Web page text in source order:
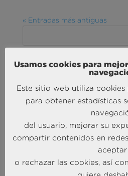
« Entradas más antiguas
MÁS NOTICIAS SOBRE:
Usamos cookies para
Este sitio web utiliza
para obtener estadísticas
del usuario, mejorar su
compartir contenidos en
aceptar
o rechazar las cookies, así